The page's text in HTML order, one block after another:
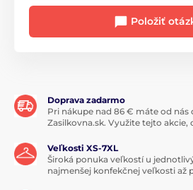
Položiť
Doprava zadarmo
Pri nákupe nad 86 € máte od nás
Zasilkovna.sk. Využite tejto akcie,
Veľkosti XS-7XL
Široká ponuka veľkostí u
najmenšej konfekčnej veľkosti až